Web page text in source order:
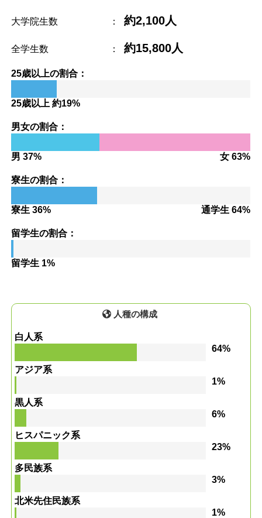
大学院生数 ： 約2,100人
全学生数 ： 約15,800人
25歳以上の割合：
25歳以上 約19%
男女の割合：
男 37% 女 63%
寮生の割合：
寮生 36% 通学生 64%
留学生の割合：
留学生 1%
人種の構成
白人系
64%
アジア系
1%
黒人系
6%
ヒスパニック系
23%
多民族系
3%
北米先住民族系
1%